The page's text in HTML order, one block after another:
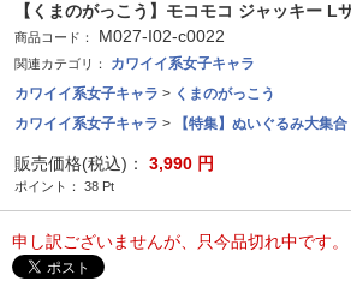
【くまのがっこう】モコモコ ジャッキー L
商品コード： M027-I02-c0022
関連カテゴリ：
カワイイ系女子キャラ
カワイイ系女子キャラ > くまのがっこう
カワイイ系女子キャラ > 【特集】ぬいぐるみ大集合
販売価格(税込)： 3,990 円
ポイント： 38 Pt
申し訳ございませんが、只今品切れ中です。